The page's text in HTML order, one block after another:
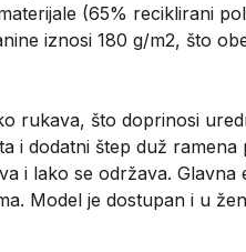
(65% reciklirani
iznosi 180 g/m2, što
rukava, što doprinosi
i dodatni štep duž
i lako se održava.
Model je dostupan i u